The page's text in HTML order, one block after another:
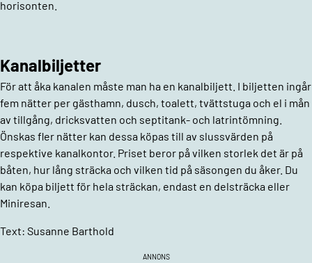
horisonten.
Kanalbiljetter
För att åka kanalen måste man ha en kanalbiljett. I biljetten ingår
fem nätter per gästhamn, dusch, toalett, tvättstuga och el i mån
av tillgång, dricksvatten och septitank- och latrintömning.
Önskas fler nätter kan dessa köpas till av sluss­värden på
respektive kanalkontor. Priset beror på vilken storlek det är på
båten, hur lång sträcka och vilken tid på säsongen du åker. Du
kan köpa biljett för hela sträckan, endast en delsträcka eller
Miniresan.
Text: Susanne Barthold
ANNONS